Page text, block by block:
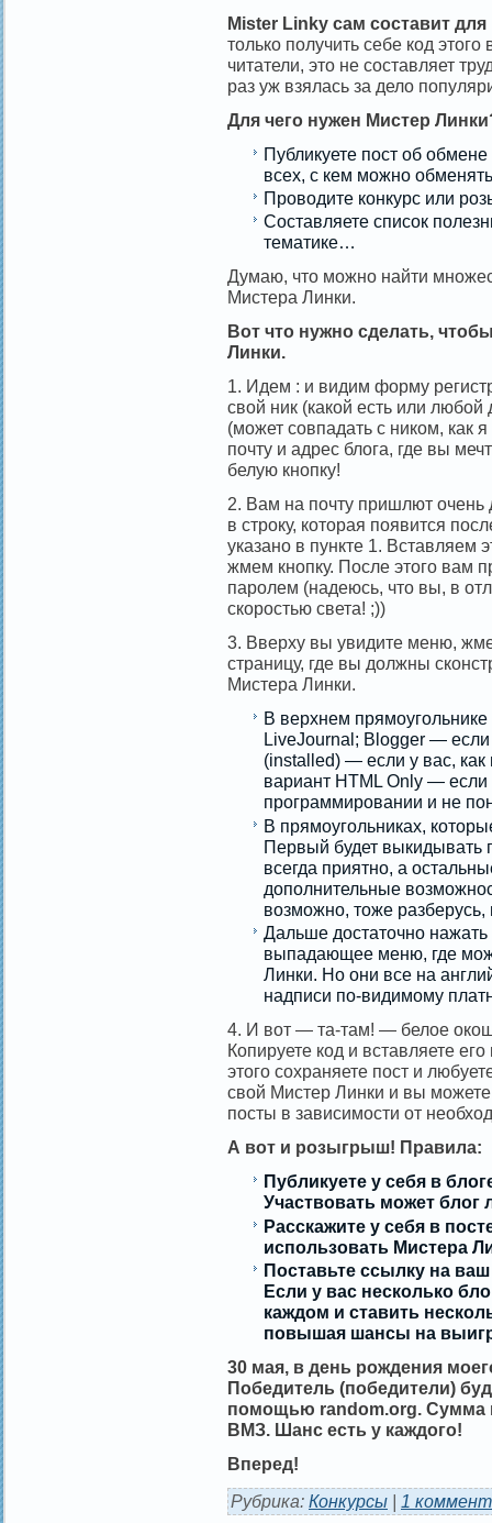
Mister Linky сам составит
только получить себе код
читатели, это не составляет
раз уж взялась за дело
Для чего нужен Мистер
Публикуете пост об
всех, с кем можно
Проводите конкурс или
Составляете список
тематике…
Думаю, что можно найти
Мистера Линки.
Вот что нужно сделать,
Линки.
1. Идем : и видим форму
свой ник (какой есть или
(может совпадать с ником, как
почту и адрес блога, где вы
белую кнопку!
2. Вам на почту пришлют очень
в строку, которая появится
указано в пункте 1. Вставляем
жмем кнопку. После этого вам
паролем (надеюсь, что вы, в
скоростью света! ;))
3. Вверху вы увидите меню,
страницу, где вы должны
Мистера Линки.
В верхнем
LiveJournal; Blogger — если
(installed) — если у вас,
вариант HTML Only —
программировании и не
В прямоугольниках,
Первый будет выкидывать
всегда приятно, а
дополнительные
возможно, тоже разберусь,
Дальше достаточно
выпадающее меню, где
Линки. Но они все на
надписи по-видимому
4. И вот — та-там! — белое
Копируете код и вставляете
этого сохраняете пост и
свой Мистер Линки и вы можете
посты в зависимости от
А вот и розыгрыш! Правила:
Публикуете у себя в
Участвовать может блог
Расскажите у себя в
использовать Мистера
Поставьте ссылку на
Если у вас несколько
каждом и ставить
повышая шансы на
30 мая, в день рождения
Победитель (победители)
помощью random.org. Сумма
ВМЗ. Шанс есть у каждого!
Вперед!
Рубрика: Конкурсы | 1